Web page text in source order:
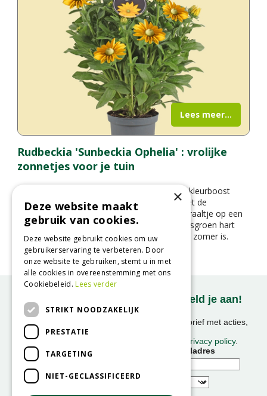
Rudbeckia 'Sunbeckia Ophelia' : vrolijke
zonnetjes voor je tuin
Op zoek naar een plant die je tuin een flinke kleurboost
geeft in de zomer en herfst? Maak kennis met de
Rudbeckia ‘Sunbeckia Ophelia’ – een zonnestraaltje op een
steel. Met haar knalgele bloemblaadjes en frisgroen hart
fleurt ze elke border of pot op alsof het altijd zomer is.
Lees meer...
Onze nieuwsbrief ontvangen? Meld je aan!
Ontvang ongeveer 1x per week onze nieuwsbrief met acties,
We slaan uw gegevens op conform onze
privacy policy.
Voornaam
E-mailadres
×
Deze website maakt
gebruik van cookies.
Deze website gebruikt cookies om uw
gebruikerservaring te verbeteren. Door
onze website te gebruiken, stemt u in met
alle cookies in overeenstemming met ons
Cookiebeleid.Lees verder
STRIKT NOODZAKELIJK
PRESTATIE
TARGETING
NIET-GECLASSIFICEERD